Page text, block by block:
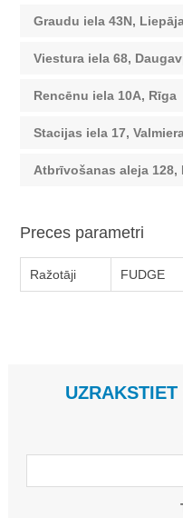
Graudu iela 43N,
Viestura iela 68,
Rencēnu iela 10A, Rīga
Stacijas iela 17,
Atbrīvošanas aleja 128,
Preces parametri
Ražotāji FUDGE